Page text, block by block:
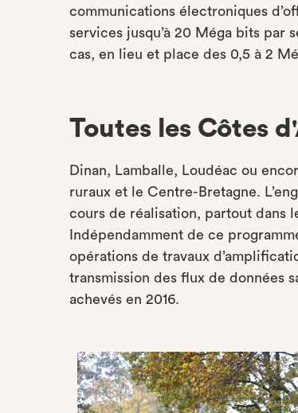
communications électroniques
services jusqu’à 20 Méga bits par
cas, en lieu et place des 0,5 à 2
Toutes les Côtes
Dinan, Lamballe, Loudéac ou
ruraux et le Centre-Bretagne.
cours de réalisation, partout dans
Indépendamment de ce
opérations de travaux
transmission des flux de données
achevés en 2016.